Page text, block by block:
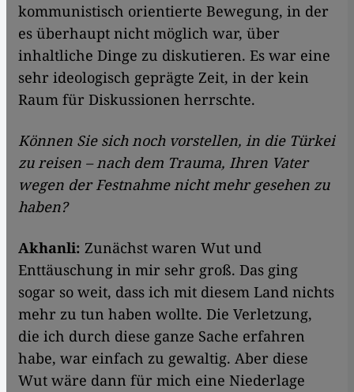
kommunistisch orientierte Bewegung, in der
es überhaupt nicht möglich war, über
inhaltliche Dinge zu diskutieren. Es war eine
sehr ideologisch geprägte Zeit, in der kein
Raum für Diskussionen herrschte.
Können Sie sich noch vorstellen, in die Türkei
zu reisen – nach dem Trauma, Ihren Vater
wegen der Festnahme nicht mehr gesehen zu
haben?
Akhanli: Zunächst waren Wut und
Enttäuschung in mir sehr groß. Das ging
sogar so weit, dass ich mit diesem Land nichts
mehr zu tun haben wollte. Die Verletzung,
die ich durch diese ganze Sache erfahren
habe, war einfach zu gewaltig. Aber diese
Wut wäre dann für mich eine Niederlage